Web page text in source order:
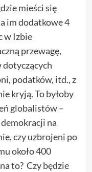
mieści się
im dodatkowe 4
w Izbie
przewagę,
dotyczących
podatków, itd., z
kryją. To byłoby
globalistów –
na
czy uzbrojeni po
około 400
to? Czy będzie